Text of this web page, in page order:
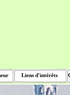
Liens d'intérêts